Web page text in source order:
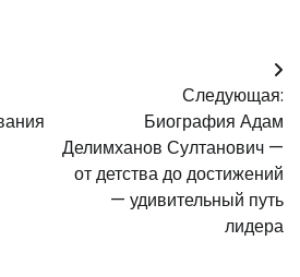
Следующая:
Биография Адам
Делимханов Султанович —
от детства до достижений
— удивительный путь
лидера